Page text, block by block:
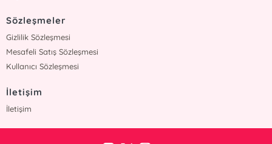
Sözleşmeler
Gizlilik Sözleşmesi
Mesafeli Satış Sözleşmesi
Kullanıcı Sözleşmesi
İletişim
İletişim